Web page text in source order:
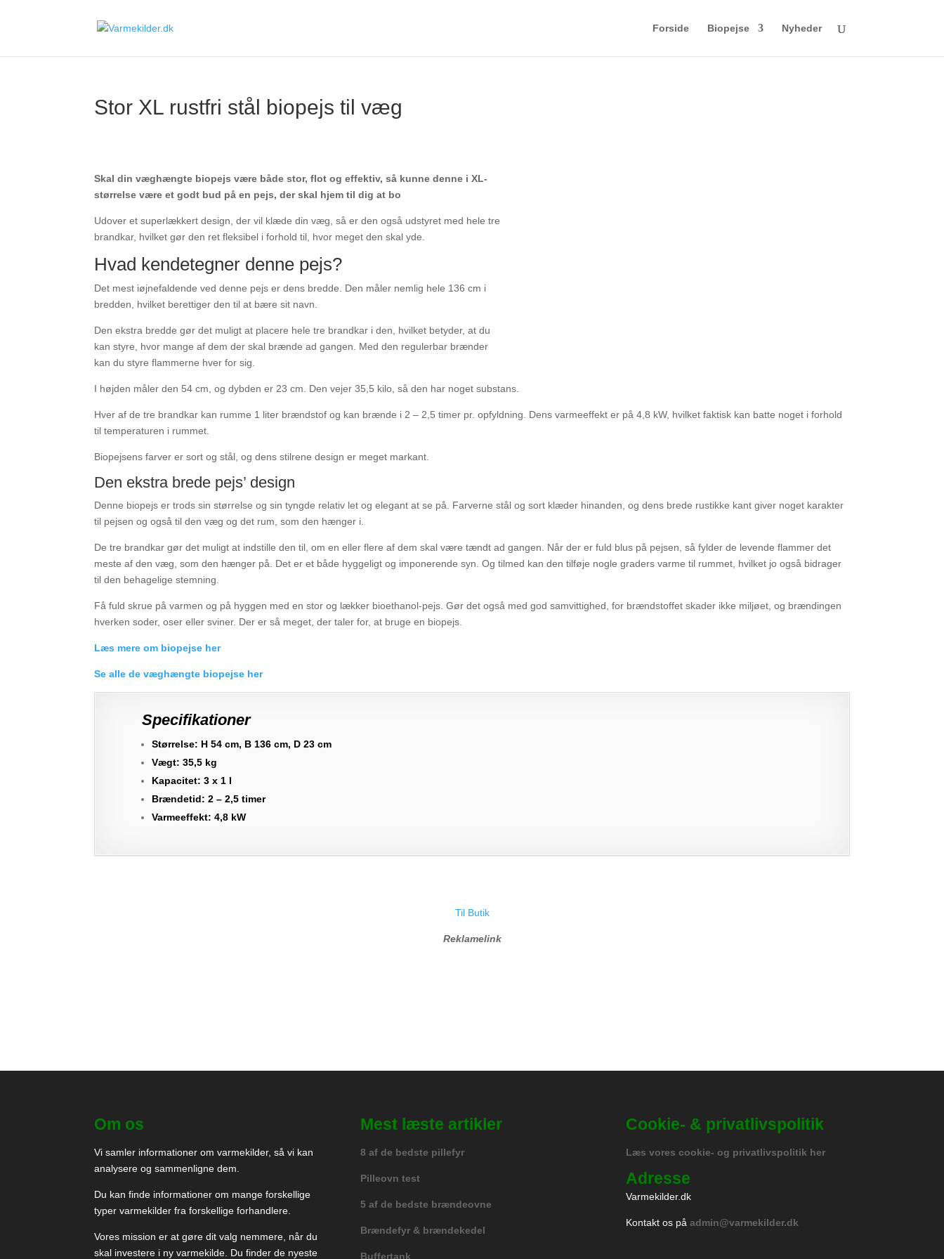
Forside Biopejse Nyheder
Stor XL rustfri stål biopejs til væg
Skal din væghængte biopejs være både stor, flot og effektiv, så kunne denne i XL-
størrelse være et godt bud på en pejs, der skal hjem til dig at bo
Udover et superlækkert design, der vil klæde din væg, så er den også udstyret med hele tre
brandkar, hvilket gør den ret fleksibel i forhold til, hvor meget den skal yde.
Hvad kendetegner denne pejs?
Det mest iøjnefaldende ved denne pejs er dens bredde. Den måler nemlig hele 136 cm i
bredden, hvilket berettiger den til at bære sit navn.
Den ekstra bredde gør det muligt at placere hele tre brandkar i den, hvilket betyder, at du
kan styre, hvor mange af dem der skal brænde ad gangen. Med den regulerbar brænder
kan du styre flammerne hver for sig.
I højden måler den 54 cm, og dybden er 23 cm. Den vejer 35,5 kilo, så den har noget substans.
Hver af de tre brandkar kan rumme 1 liter brændstof og kan brænde i 2 – 2,5 timer pr. opfyldning. Dens varmeeffekt er på 4,8 kW, hvilket faktisk kan batte noget i forhold
til temperaturen i rummet.
Biopejsens farver er sort og stål, og dens stilrene design er meget markant.
Den ekstra brede pejs’ design
Denne biopejs er trods sin størrelse og sin tyngde relativ let og elegant at se på. Farverne stål og sort klæder hinanden, og dens brede rustikke kant giver noget karakter
til pejsen og også til den væg og det rum, som den hænger i.
De tre brandkar gør det muligt at indstille den til, om en eller flere af dem skal være tændt ad gangen. Når der er fuld blus på pejsen, så fylder de levende flammer det
meste af den væg, som den hænger på. Det er et både hyggeligt og imponerende syn. Og tilmed kan den tilføje nogle graders varme til rummet, hvilket jo også bidrager
til den behagelige stemning.
Få fuld skrue på varmen og på hyggen med en stor og lækker bioethanol-pejs. Gør det også med god samvittighed, for brændstoffet skader ikke miljøet, og brændingen
hverken soder, oser eller sviner. Der er så meget, der taler for, at bruge en biopejs.
Læs mere om biopejse her
Se alle de væghængte biopejse her
Specifikationer
Størrelse: H 54 cm, B 136 cm, D 23 cm
Vægt: 35,5 kg
Kapacitet: 3 x 1 l
Brændetid: 2 – 2,5 timer
Varmeeffekt: 4,8 kW
Til Butik
Reklamelink
Om os
Vi samler informationer om varmekilder, så vi kan
analysere og sammenligne dem.
Du kan finde informationer om mange forskellige
typer varmekilder fra forskellige forhandlere.
Vores mission er at gøre dit valg nemmere, når du
skal investere i ny varmekilde. Du finder de nyeste
Mest læste artikler
8 af de bedste pillefyr
Pilleovn test
5 af de bedste brændeovne
Brændefyr & brændekedel
Buffertank
Cookie- & privatlivspolitik
Læs vores cookie- og privatlivspolitik her
Adresse
Varmekilder.dk
Kontakt os på admin@varmekilder.dk